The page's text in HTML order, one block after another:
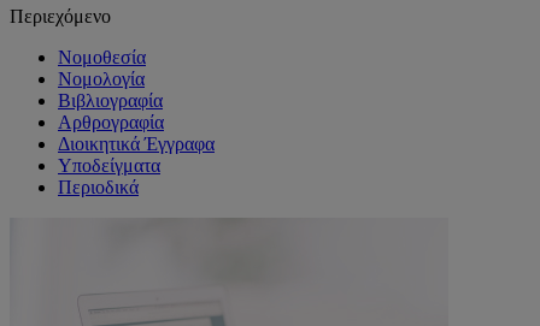
Περιεχόμενο
Νομοθεσία
Νομολογία
Βιβλιογραφία
Αρθρογραφία
Διοικητικά Έγγραφα
Υποδείγματα
Περιοδικά